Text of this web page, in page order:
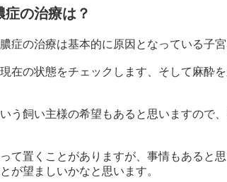
の治療は？
症の治療は基本的に原因となっている子
在の状態をチェックします、そして麻酔
う飼い主様の希望もあると思いますので
て置くことがありますが、事情もあると
が望ましいかなと思います。